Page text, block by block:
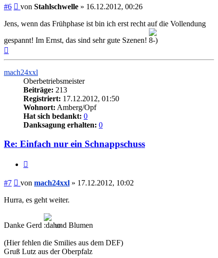
#6 Beitrag
von Stahlschwelle » 16.12.2012, 00:26
Jens, wenn das Frühphase ist bin ich erst recht auf die Vollendung
gespannt! Im Ernst, das sind sehr gute Szenen!
mach24xxl
Oberbetriebsmeister
Beiträge: 213
Registriert: 17.12.2012, 01:50
Wohnort: Amberg/Opf
Hat sich bedankt: 0
Danksagung erhalten: 0
Re: Einfach nur ein Schnappschuss
#7 Beitrag
von mach24xxl » 17.12.2012, 10:02
Hurra, es geht weiter.
Danke Gerd und Blumen
(Hier fehlen die Smilies aus dem DEF)
Gruß Lutz aus der Oberpfalz